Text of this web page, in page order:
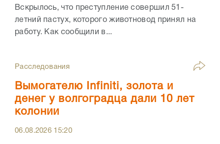
Вскрылось, что преступление совершил 51-
летний пастух, которого животновод принял на
работу. Как сообщили в...
Расследования
Вымогателю Infiniti, золота и
денег у волгоградца дали 10 лет
колонии
06.08.2026 15:20